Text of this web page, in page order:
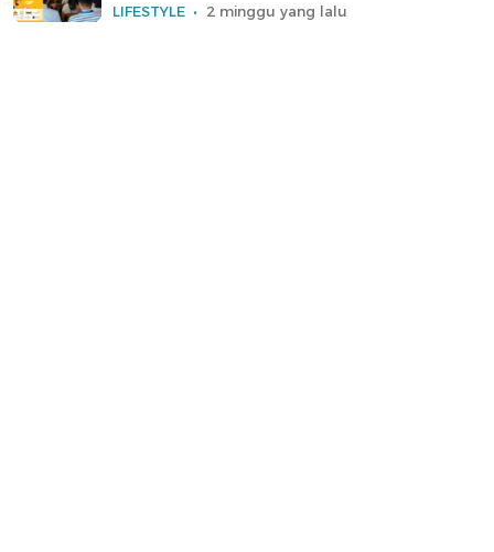
LIFESTYLE 2 minggu yang lalu